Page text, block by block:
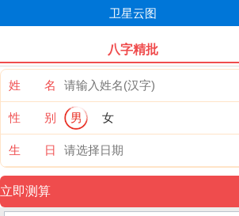
卫星云图
八字精批
姓 名
性 别 男 女
生 日